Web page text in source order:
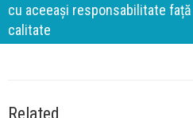
cu aceeași responsabilitate
calitate
Related